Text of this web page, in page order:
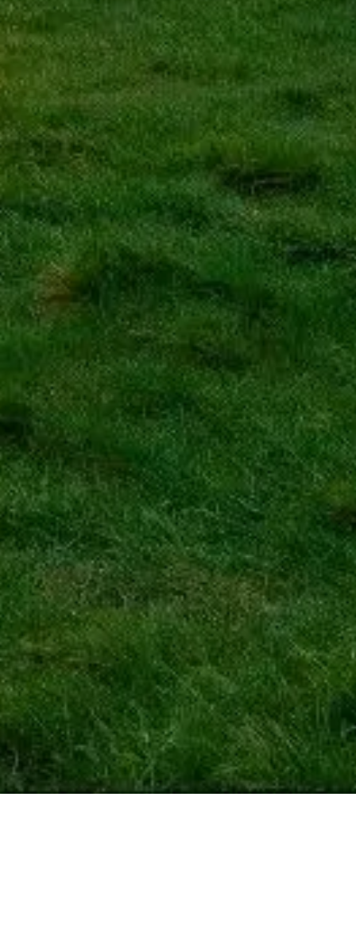
Přeskočte frontu se svými vstupenkami
Objevte naše nejlepší možnosti vstupenek, navržené pro pohodlnou
návštěvu s prioritním vstupem a odborným vedením.
Rezervovat vstupenky
Stonehenge
Váš přívětivý průvodce návštěvou Stonehenge. Objevte praktické
tipy, rezervujte vstupenky a naplánujte klidnou návštěvu
nejikoničtějšího britského prehistorického památníku.
2026
Tato stránka je nezávislá a není oficiálním webem
Stonehenge ani English Heritage.
Tento web visitstonehenge.org je nezávislá informační platforma
věnovaná Stonehenge.
Každá registrovaná značka nebo ochranná známka je majetkem
svého vlastníka. Pro dotazy týkající se vstupenek kontaktujte přímo
poskytovatele vstupenek.
Kontaktujte nás
Rychlé odkazy
Vyberte si vstupenky
Návštěvní doba
Co vidět
FAQ
Právní
Právní informace
O nás
Ochrana osobních údajů
Zásady používání cookies
Mapa stránek
Vytvořeno s ❤️ pro cestovatele a milovníky historie po celém světě
někým, jako jsou oni.
Váš osobní průvodce pro Stonehenge. Zeptejte se na vstupenky,
otevírací dobu a další!
💬